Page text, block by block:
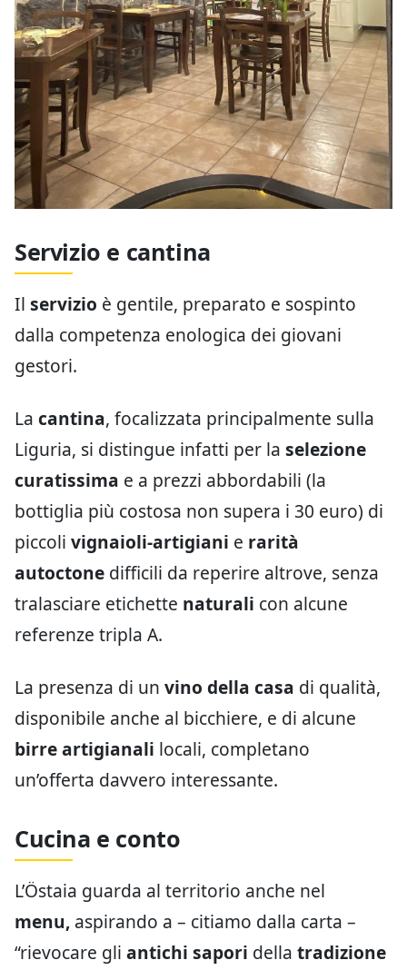
Servizio e cantina
Il servizio è gentile, preparato e sospinto
dalla competenza enologica dei giovani
gestori.
La cantina, focalizzata principalmente sulla
Liguria, si distingue infatti per la selezione
curatissima e a prezzi abbordabili (la
bottiglia più costosa non supera i 30 euro) di
piccoli vignaioli-artigiani e rarità
autoctone difficili da reperire altrove, senza
tralasciare etichette naturali con alcune
referenze tripla A.
La presenza di un vino della casa di qualità,
disponibile anche al bicchiere, e di alcune
birre artigianali locali, completano
un’offerta davvero interessante.
Cucina e conto
L’Östaia guarda al territorio anche nel
menu, aspirando a – citiamo dalla carta –
“rievocare gli antichi sapori della tradizione